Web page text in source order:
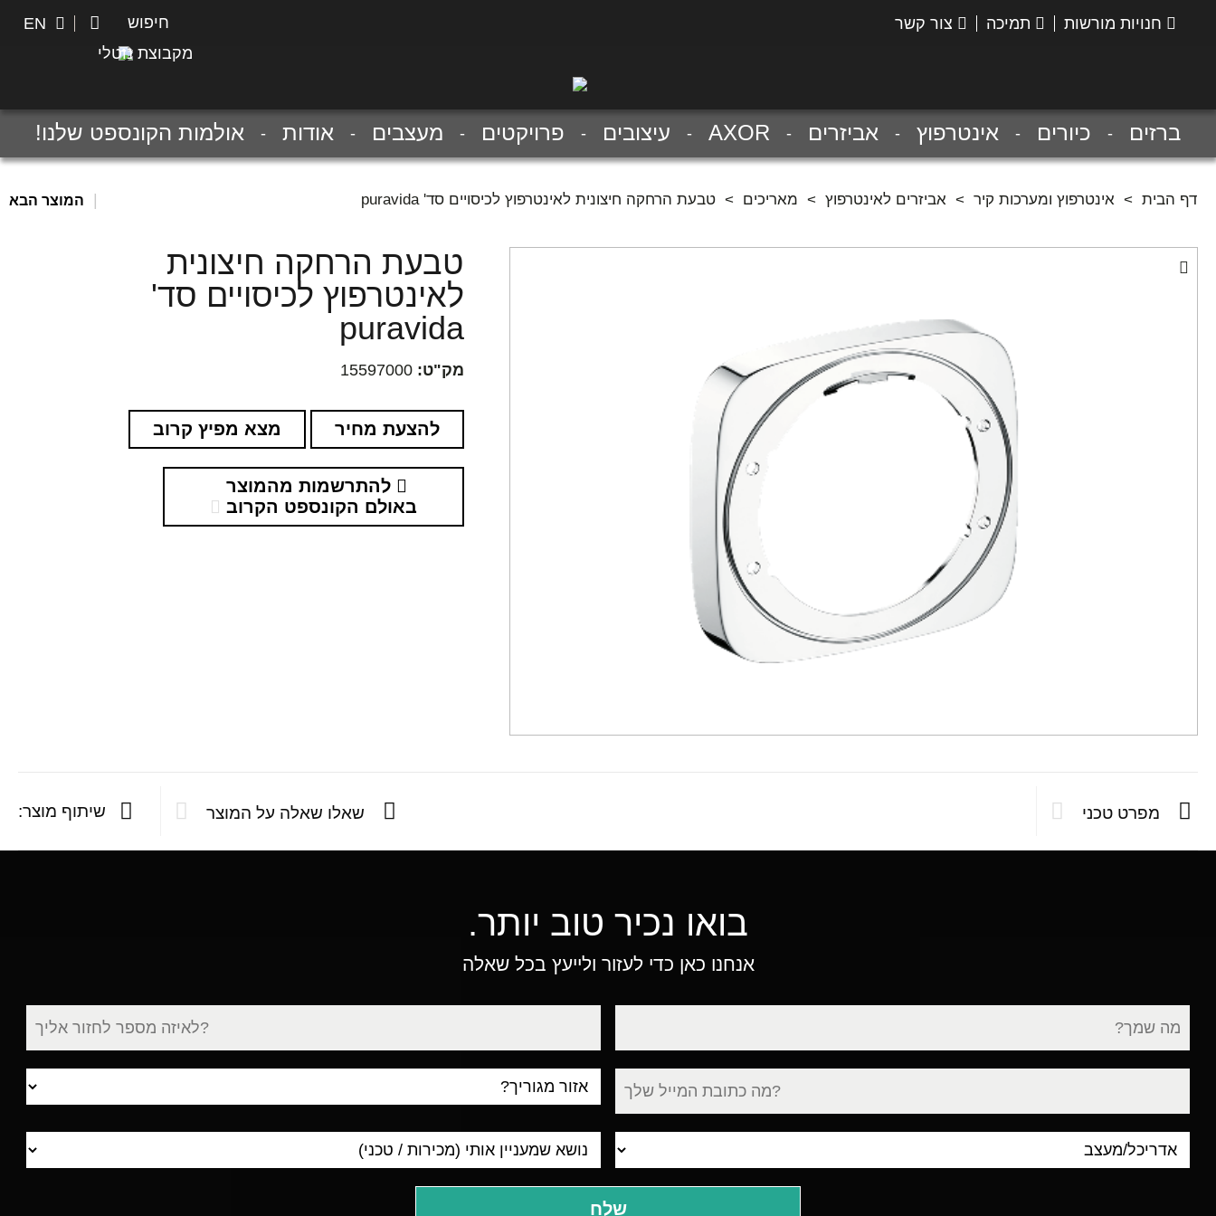
חנויות מורשות תמיכה צור קשר חיפוש EN
מקבוצת נוטלי
ברזים כיורים אינטרפוץ אביזרים AXOR עיצובים פרויקטים מעצבים אודות אולמות הקונספט שלנו!
דף הבית > אינטרפוץ ומערכות קיר > אביזרים לאינטרפוץ > מאריכים > טבעת הרחקה חיצונית לאינטרפוץ לכיסויים סד' puravida המוצר הבא
טבעת הרחקה חיצונית
לאינטרפוץ לכיסויים סד'
puravida
מק"ט: 15597000
להצעת מחיר מצא מפיץ קרוב
להתרשמות מהמוצר
באולם הקונספט הקרוב
מפרט טכני שאלו שאלה על המוצר שיתוף מוצר:
בואו נכיר טוב יותר.
אנחנו כאן כדי לעזור ולייעץ בכל שאלה
עיר
מגורים